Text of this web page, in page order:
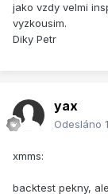
jako vzdy velmi
vyzkousim.
Diky Petr
yax
Odesláno
xmms:
backtest pekny,